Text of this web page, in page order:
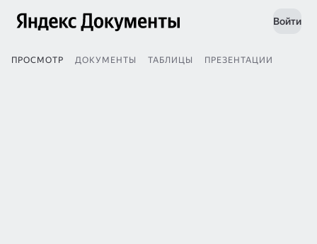
Войти
ПРОСМОТР ДОКУМЕНТЫ ТАБЛИЦЫ ПРЕЗЕНТАЦИИ